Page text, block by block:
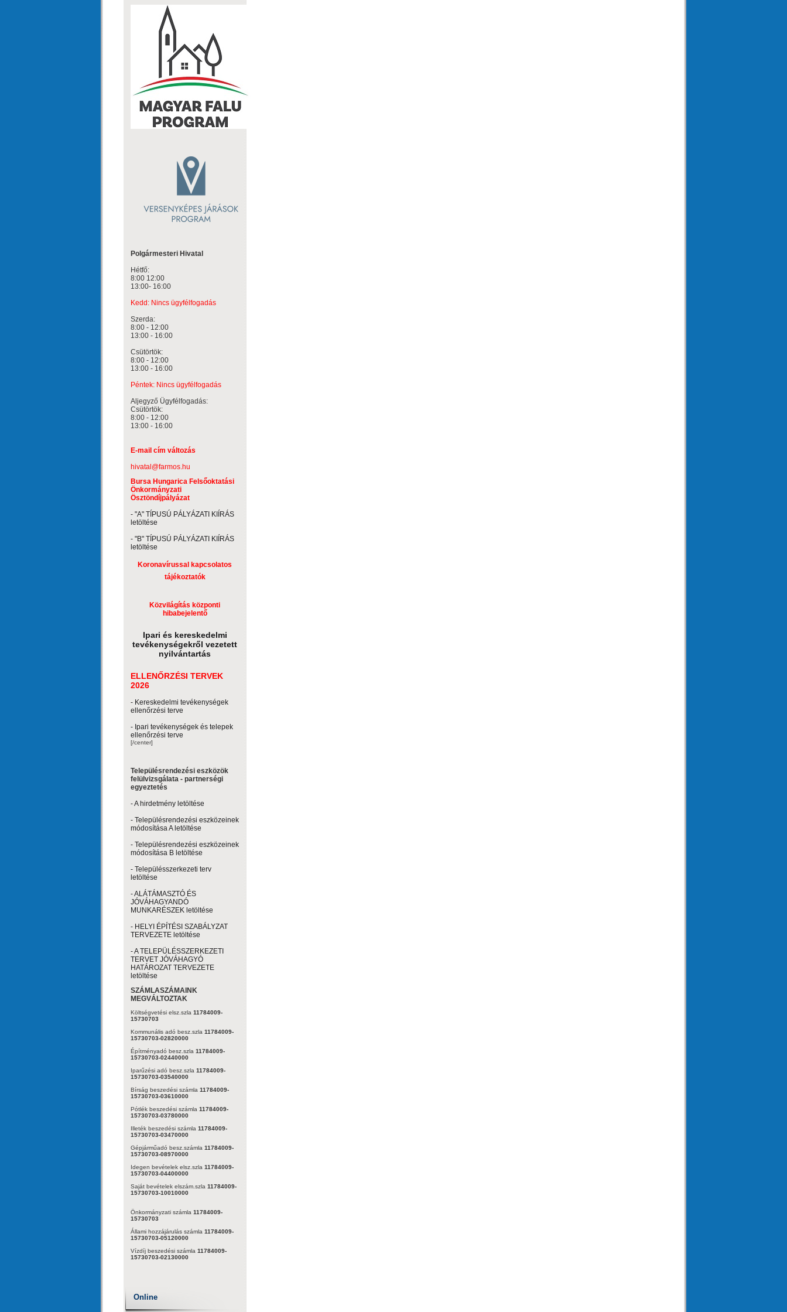
Polgármesteri Hivatal
Hétfő:
8:00 12:00
13:00- 16:00
Kedd: Nincs ügyfélfogadás
Szerda:
8:00 - 12:00
13:00 - 16:00
Csütörtök:
8:00 - 12:00
13:00 - 16:00
Péntek: Nincs ügyfélfogadás
Aljegyző Ügyfélfogadás:
Csütörtök:
8:00 - 12:00
13:00 - 16:00
E-mail cím változás
hivatal@farmos.hu
Bursa Hungarica Felsőoktatási
Önkormányzati
Ösztöndíjpályázat
- "A" TÍPUSÚ PÁLYÁZATI KIÍRÁS
letöltése
- "B" TÍPUSÚ PÁLYÁZATI KIÍRÁS
letöltése
Koronavírussal kapcsolatos
tájékoztatók
Közvilágítás központi
hibabejelentő
Ipari és kereskedelmi
tevékenységekről vezetett
nyilvántartás
ELLENŐRZÉSI TERVEK
2026
- Kereskedelmi tevékenységek
ellenőrzési terve
- Ipari tevékenységek és telepek
ellenőrzési terve
[/center]
Településrendezési eszközök
felülvizsgálata - partnerségi
egyeztetés
- A hirdetmény letöltése
- Településrendezési eszközeinek
módosítása A letöltése
- Településrendezési eszközeinek
módosítása B letöltése
- Településszerkezeti terv
letöltése
- ALÁTÁMASZTÓ ÉS
JÓVÁHAGYANDÓ
MUNKARÉSZEK letöltése
- HELYI ÉPÍTÉSI SZABÁLYZAT
TERVEZETE letöltése
- A TELEPÜLÉSSZERKEZETI
TERVET JÓVÁHAGYÓ
HATÁROZAT TERVEZETE
letöltése
SZÁMLASZÁMAINK
MEGVÁLTOZTAK
Költségvetési elsz.szla 11784009-
15730703
Kommunális adó besz.szla 11784009-
15730703-02820000
Építményadó besz.szla 11784009-
15730703-02440000
Iparűzési adó besz.szla 11784009-
15730703-03540000
Bírság beszedési számla 11784009-
15730703-03610000
Pótlék beszedési számla 11784009-
15730703-03780000
Illeték beszedési számla 11784009-
15730703-03470000
Gépjárműadó besz.számla 11784009-
15730703-08970000
Idegen bevételek elsz.szla 11784009-
15730703-04400000
Saját bevételek elszám.szla 11784009-
15730703-10010000
Önkormányzati számla 11784009-
15730703
Állami hozzájárulás számla 11784009-
15730703-05120000
Vízdíj beszedési számla 11784009-
15730703-02130000
Online